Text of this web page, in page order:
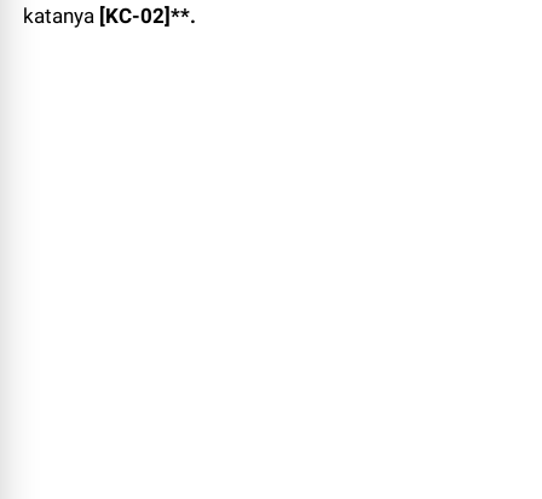
katanya [KC-02]**.